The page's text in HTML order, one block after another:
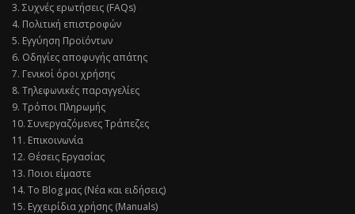
3. Συχνές ερωτήσεις (FAQs)
4. Πολιτική επιστροφών
5. Εγγύηση Προϊόντων
6. Οδηγίες αποφυγής απάτης
7. Γενικοί όροι χρήσης
8. Τηλεφωνικές παραγγελίες
9. Τρόποι Πληρωμής
10. Συνεργαζόμενες Τράπεζες
11. Επικοινωνία
12. Θέσεις Εργασίας
13. Ποιοι είμαστε
14. Το Blog μας (Νέα και ειδήσεις)
15. Εγχειρίδια χρήσης (Manuals)